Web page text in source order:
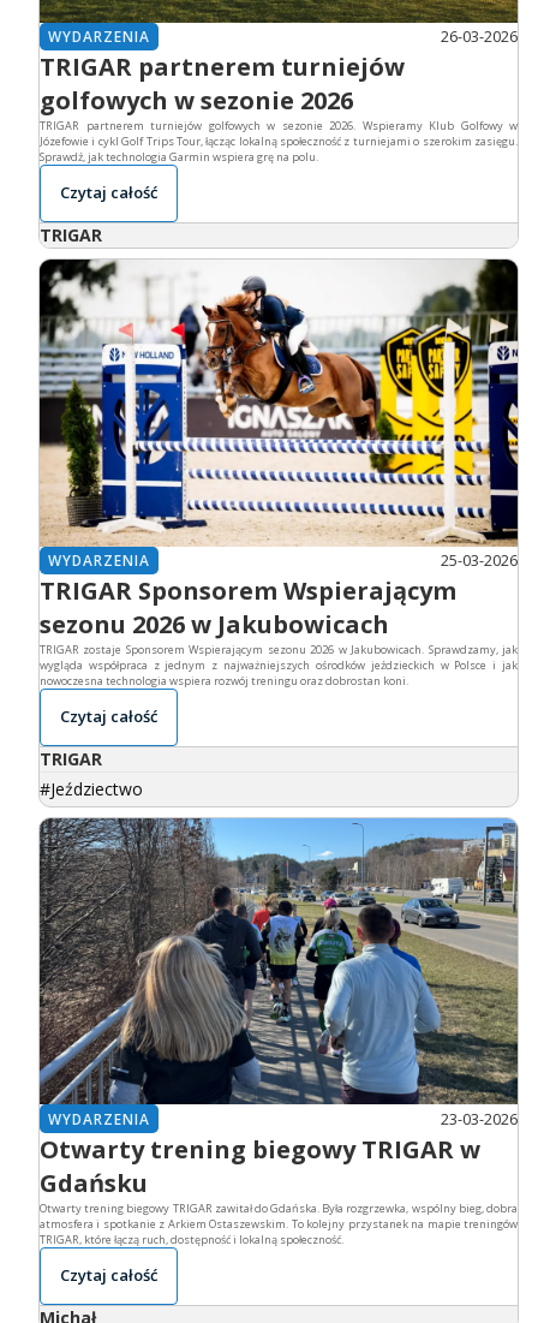
WYDARZENIA 26-03-2026
TRIGAR partnerem turniejów
golfowych w sezonie 2026
TRIGAR partnerem turniejów golfowych w sezonie 2026. Wspieramy Klub Golfowy w
Józefowie i cykl Golf Trips Tour, łącząc lokalną społeczność z turniejami o szerokim zasięgu.
Sprawdź, jak technologia Garmin wspiera grę na polu.
Czytaj całość
TRIGAR
WYDARZENIA 25-03-2026
TRIGAR Sponsorem Wspierającym
sezonu 2026 w Jakubowicach
TRIGAR zostaje Sponsorem Wspierającym sezonu 2026 w Jakubowicach. Sprawdzamy, jak
wygląda współpraca z jednym z najważniejszych ośrodków jeździeckich w Polsce i jak
nowoczesna technologia wspiera rozwój treningu oraz dobrostan koni.
Czytaj całość
TRIGAR
Jeździectwo
WYDARZENIA 23-03-2026
Otwarty trening biegowy TRIGAR w
Gdańsku
Otwarty trening biegowy TRIGAR zawitał do Gdańska. Była rozgrzewka, wspólny bieg, dobra
atmosfera i spotkanie z Arkiem Ostaszewskim. To kolejny przystanek na mapie treningów
TRIGAR, które łączą ruch, dostępność i lokalną społeczność.
Czytaj całość
Michał